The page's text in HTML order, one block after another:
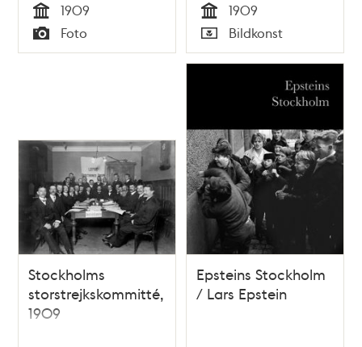
Tid
1909
Typ
Foto Tid
1909
Typ
Bildkonst
Stockholms
storstrejkskommitté,
1909
Epsteins Stockholm
/ Lars Epstein